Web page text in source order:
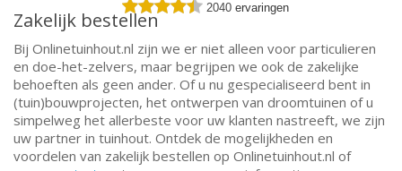
2040 ervaringen
Zakelijk bestellen
Bij Onlinetuinhout.nl zijn we er niet alleen voor particulieren
en doe-het-zelvers, maar begrijpen we ook de zakelijke
behoeften als geen ander. Of u nu gespecialiseerd bent in
(tuin)bouwprojecten, het ontwerpen van droomtuinen of u
simpelweg het allerbeste voor uw klanten nastreeft, we zijn
uw partner in tuinhout. Ontdek de mogelijkheden en
voordelen van zakelijk bestellen op Onlinetuinhout.nl of